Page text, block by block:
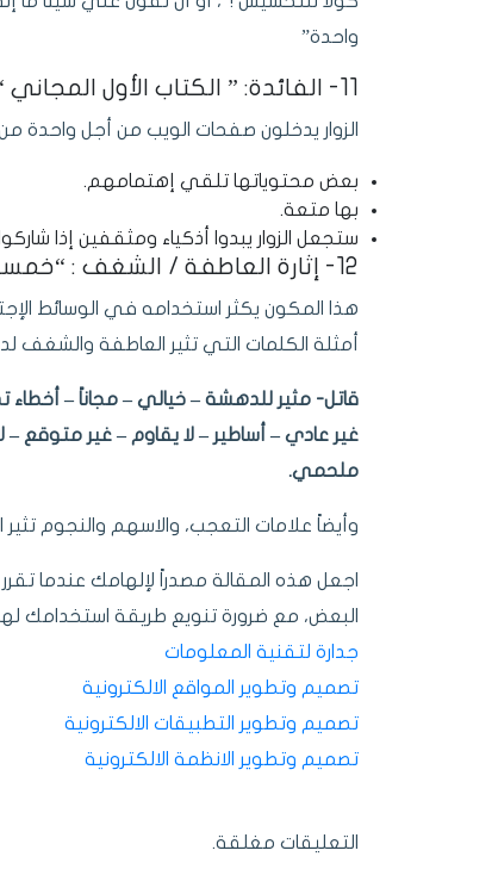
واحدة”
11- الفائدة: ” الكتاب الأول المجاني “
الزوار يدخلون صفحات الويب من أجل واحدة من
بعض محتوياتها تلقي إهتمامهم.
بها متعة.
ستجعل الزوار يبدوا أذكياء ومثقفين إذا
12- إثارة العاطفة / الشغف : “خمسة أخطاء قاتلة لأي متجر إلكتروني على الويب”
هذا المكون يكثر استخدامه في الوسائط
أمثلة الكلمات التي تثير العاطفة
قاتل- مثير للدهشة – خيالي – مجاناً –
غير عادي – أساطير – لا يقاوم – غير متوقع
ملحمي.
وأيضاً علامات التعجب، والاسهم والنجوم
اجعل هذه المقالة مصدراً لإلهامك عندما
البعض، مع ضرورة تنويع طريقة استخدامك
جدارة لتقنية المعلومات
تصميم وتطوير المواقع الالكترونية
تصميم وتطوير التطبيقات الالكترونية
تصميم وتطوير الانظمة الالكترونية
التعليقات مغلقة.